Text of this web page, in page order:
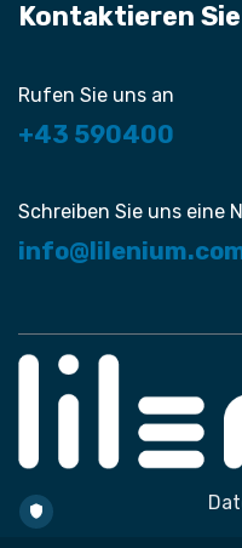
Kontaktieren
Rufen Sie uns an
+43 590400
Schreiben Sie uns eine